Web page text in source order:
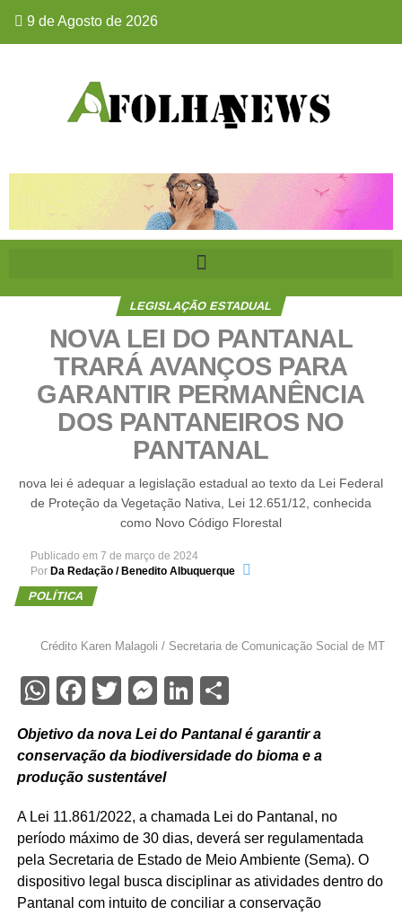
9 de Agosto de 2026
LEGISLAÇÃO ESTADUAL
NOVA LEI DO PANTANAL
TRARÁ AVANÇOS PARA
GARANTIR PERMANÊNCIA
DOS PANTANEIROS NO
PANTANAL
nova lei é adequar a legislação estadual ao texto da Lei Federal
de Proteção da Vegetação Nativa, Lei 12.651/12, conhecida
como Novo Código Florestal
Publicado em 7 de março de 2024
Por Da Redação / Benedito Albuquerque
POLÍTICA
Crédito Karen Malagoli / Secretaria de Comunicação Social de MT
WhatsApp
Facebook
Twitter
Messenger
LinkedIn
Share
Objetivo da nova Lei do Pantanal é garantir a
conservação da biodiversidade do bioma e a
produção sustentável
A Lei 11.861/2022, a chamada Lei do Pantanal, no
período máximo de 30 dias, deverá ser regulamentada
pela Secretaria de Estado de Meio Ambiente (Sema). O
dispositivo legal busca disciplinar as atividades dentro do
Pantanal com intuito de conciliar a conservação